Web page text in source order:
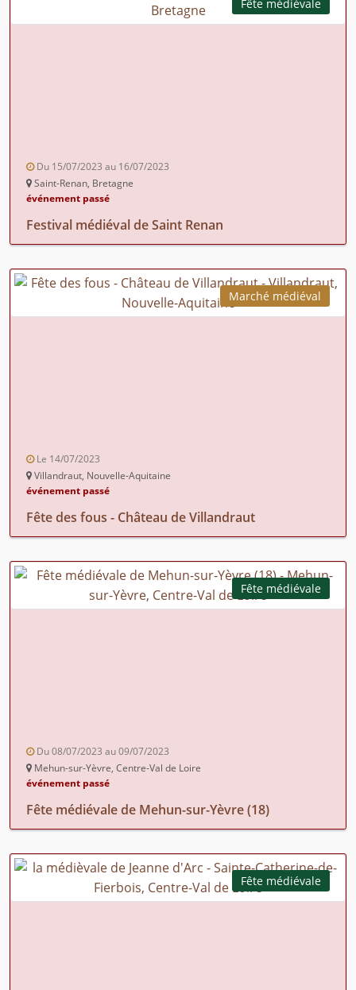
Fête médiévale
Du 15/07/2023 au 16/07/2023
Saint-Renan, Bretagne
événement passé
Festival médiéval de Saint Renan
Marché médiéval
Le 14/07/2023
Villandraut, Nouvelle-Aquitaine
événement passé
Fête des fous - Château de Villandraut
Fête médiévale
Du 08/07/2023 au 09/07/2023
Mehun-sur-Yèvre, Centre-Val de Loire
événement passé
Fête médiévale de Mehun-sur-Yèvre (18)
Fête médiévale